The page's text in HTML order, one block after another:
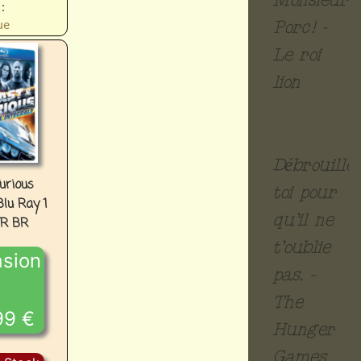
Ray 1
BR
€
Porc! -
Le roi
lion
Débrouille
toi pour
qu’il ne
t’oublie
pas. -
The
Hunger